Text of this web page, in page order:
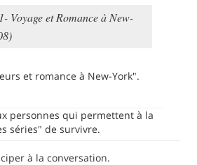
Voyage et Romance à New-
et romance à New-York".
personnes qui permettent à la
séries" de survivre.
à la conversation.